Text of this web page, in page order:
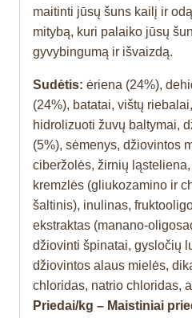
maitinti jūsų šuns kailį ir
mitybą, kuri palaiko jūsų
gyvybingumą ir išvaizdą.
Sudėtis: ėriena (24%),
(24%), batatai, vištų
hidrolizuoti žuvų baltymai,
(5%), sėmenys, džiovintos
ciberžolės, žirnių
kremzlės (gliukozamino ir
šaltinis), inulinas,
ekstraktas (manano-
džiovinti špinatai, gysločių
džiovintos alaus mielės,
chloridas, natrio chloridas,
Priedai/kg – Maistiniai